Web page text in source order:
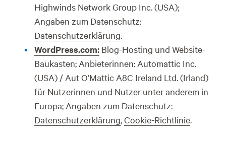
Highwinds Network Group Inc. (USA);
Angaben zum Datenschutz:
Datenschutzerklärung.
WordPress.com: Blog-Hosting und Website-
Baukasten; Anbieterinnen: Automattic Inc.
(USA) / Aut O’Mattic A8C Ireland Ltd. (Irland)
für Nutzerinnen und Nutzer unter anderem in
Europa; Angaben zum Datenschutz:
Datenschutzerklärung,Cookie-Richtlinie.